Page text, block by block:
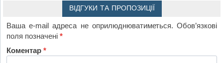
ВІДГУКИ ТА ПРОПОЗИЦІЇ
Ваша e-mail адреса не оприлюднюватиметься. Обов’язкові
поля позначені*
Коментар*